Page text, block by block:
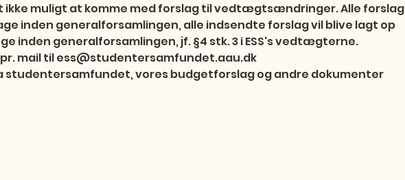
ikke muligt at komme med forslag til vedtægtsændringer. Alle forslag
inden generalforsamlingen, alle indsendte forslag vil blive lagt op
inden generalforsamlingen, jf. §4 stk. 3 i ESS's vedtægterne.
mail til ess@studentersamfundet.aau.dk
vores budgetforslag og andre dokumenter